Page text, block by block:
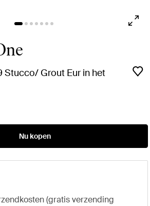
Stucco/ Grout Eur in het
Nu kopen